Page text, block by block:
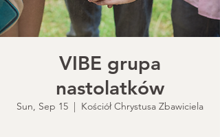
VIBE grupa
nastolatków
Sun, Sep 15
  |
Kościół Chrystusa Zbawiciela